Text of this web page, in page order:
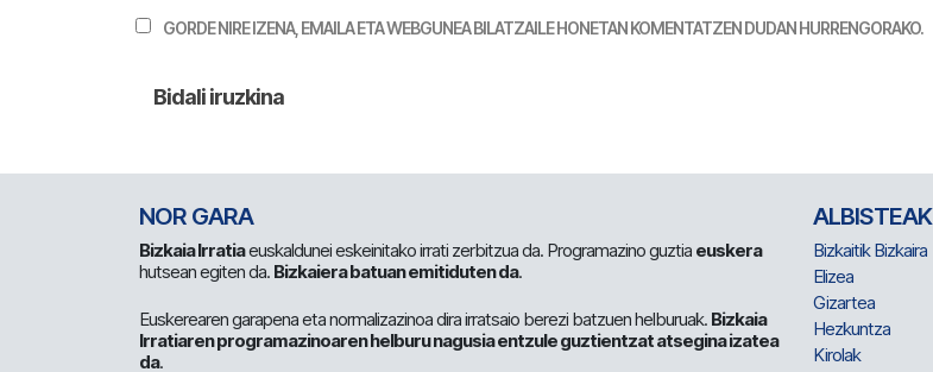
GORDE NIRE IZENA, EMAILA ETA WEBGUNEA BILATZAILE HONETAN KOMENTATZEN DUDAN HURRENGORAKO.
NOR GARA
Bizkaia Irratiaeuskaldunei eskeinitako irrati zerbitzua da. Programazino guztia euskera
hutsean egiten da. Bizkaiera batuan emitiduten da.
Euskerearen garapena eta normalizazinoa dira irratsaio berezi batzuen helburuak. Bizkaia
Irratiaren programazinoaren helburu nagusia entzule guztientzat atsegina izatea
da.
ALBISTEAK
Bizkaitik Bizkaira
Elizea
Gizartea
Hezkuntza
Kirolak